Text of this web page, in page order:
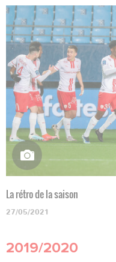
La rétro de la saison
27/05/2021
2019/2020